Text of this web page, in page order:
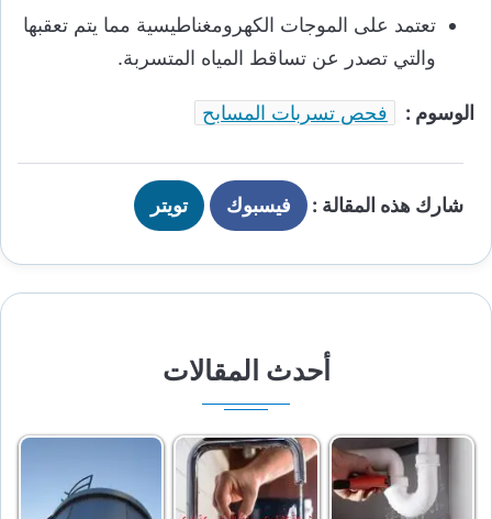
تعتمد على الموجات الكهرومغناطيسية مما يتم تعقبها
والتي تصدر عن تساقط المياه المتسربة.
الوسوم : فحص تسربات المسابح
شارك هذه المقالة : فيسبوك تويتر
أحدث المقالات